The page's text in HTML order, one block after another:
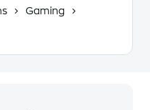
Gaming